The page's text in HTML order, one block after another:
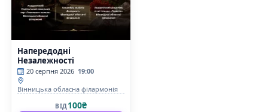
Напередодні
Незалежності
20 серпня 2026 19:00
Вінницька обласна філармонія
ВІД100₴